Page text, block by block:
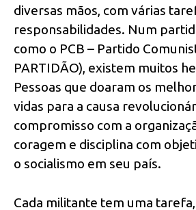
diversas mãos, com várias
responsabilidades. Num
como o PCB – Partido
PARTIDÃO), existem muitos
Pessoas que doaram os
vidas para a causa
compromisso com a
coragem e disciplina com
o socialismo em seu país.
Cada militante tem uma